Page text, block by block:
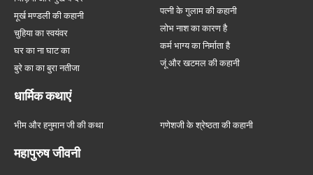
पत्नी के गुलाम की कहानी
मूर्ख मण्डली की कहानी
लोभ नाश का कारण है
चुहिया का स्वयंवर
कर्म भाग्य का निर्माता है
घर का ना घाट का
जूं और खटमल की कहानी
बुरे का का बुरा नतीजा
धार्मिक कथाएं
भीम और हनुमान जी की कथा गणेशजी के श्रेष्ठता की कहानी
महापुरुष जीवनी